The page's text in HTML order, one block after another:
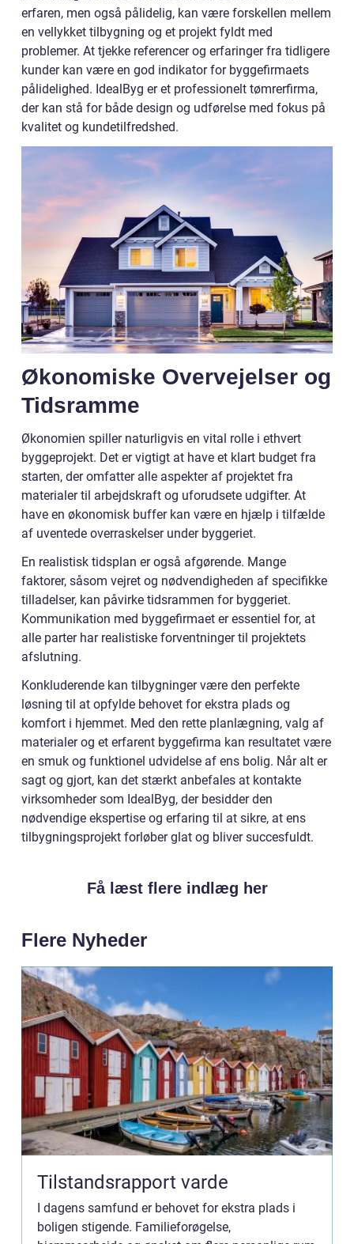
erfaren, men også pålidelig, kan være forskellen mellem
en vellykket tilbygning og et projekt fyldt med
problemer. At tjekke referencer og erfaringer fra tidligere
kunder kan være en god indikator for byggefirmaets
pålidelighed. IdealByg er et professionelt tømrerfirma,
der kan stå for både design og udførelse med fokus på
kvalitet og kundetilfredshed.
Økonomiske Overvejelser og
Tidsramme
Økonomien spiller naturligvis en vital rolle i ethvert
byggeprojekt. Det er vigtigt at have et klart budget fra
starten, der omfatter alle aspekter af projektet fra
materialer til arbejdskraft og uforudsete udgifter. At
have en økonomisk buffer kan være en hjælp i tilfælde
af uventede overraskelser under byggeriet.
En realistisk tidsplan er også afgørende. Mange
faktorer, såsom vejret og nødvendigheden af specifikke
tilladelser, kan påvirke tidsrammen for byggeriet.
Kommunikation med byggefirmaet er essentiel for, at
alle parter har realistiske forventninger til projektets
afslutning.
Konkluderende kan tilbygninger være den perfekte
løsning til at opfylde behovet for ekstra plads og
komfort i hjemmet. Med den rette planlægning, valg af
materialer og et erfarent byggefirma kan resultatet være
en smuk og funktionel udvidelse af ens bolig. Når alt er
sagt og gjort, kan det stærkt anbefales at kontakte
virksomheder som IdealByg, der besidder den
nødvendige ekspertise og erfaring til at sikre, at ens
tilbygningsprojekt forløber glat og bliver succesfuldt.
Få læst flere indlæg her
Flere Nyheder
Tilstandsrapport varde
I dagens samfund er behovet for ekstra plads i
boligen stigende. Familieforøgelse,